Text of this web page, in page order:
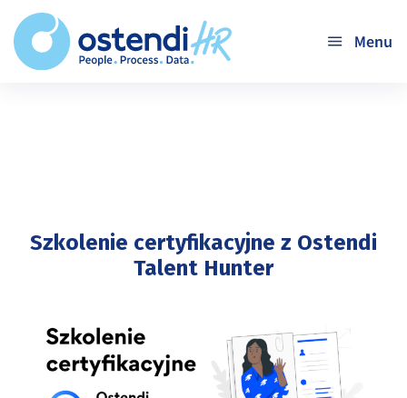
Szkolenie certyfikacyjne z Ostendi
Talent Hunter